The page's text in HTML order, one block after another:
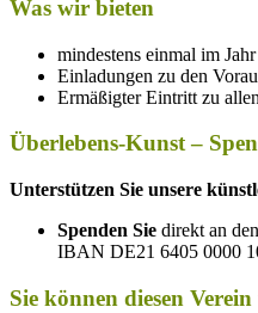
Was wir bieten
min­des­tens ein­mal im
Ein­la­dun­gen zu den
Ermä­ßig­ter Ein­tritt zu
Überlebens-Kunst –
Unterstützen Sie unsere
Spenden Sie direkt an den
IBAN DE21 6405 0000
Sie können diesen